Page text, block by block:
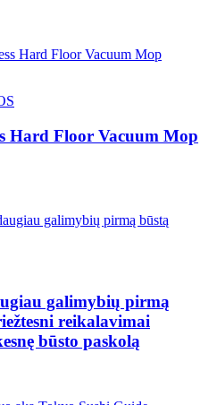
Hard Floor Vacuum Mop
galimybių pirmą
reikalavimai
būsto paskolą